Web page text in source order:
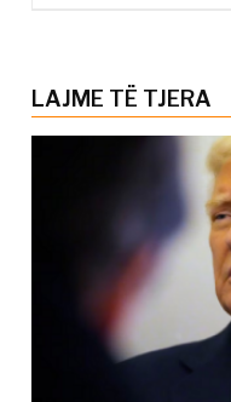
LAJME TË TJERA